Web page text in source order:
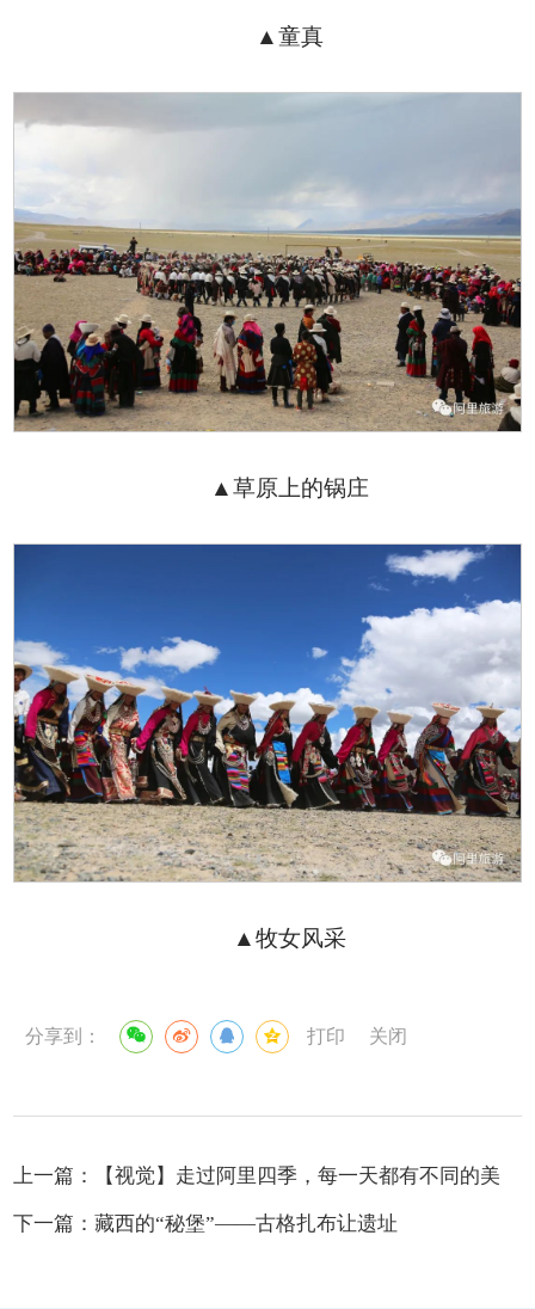
▲童真
▲草原上的锅庄
▲牧女风采
分享到： 打印 关闭
上一篇： 【视觉】走过阿里四季，每一天都有不同的美
下一篇：藏西的“秘堡”——古格扎布让遗址